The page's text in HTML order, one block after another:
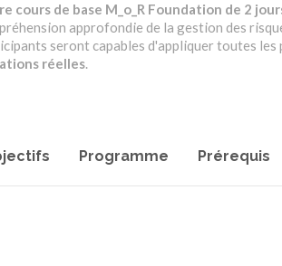
cours de base M_o_R Foundation de 2
approfondie de la gestion des
seront capables d'appliquer toutes les
réelles.
Programme Prérequis